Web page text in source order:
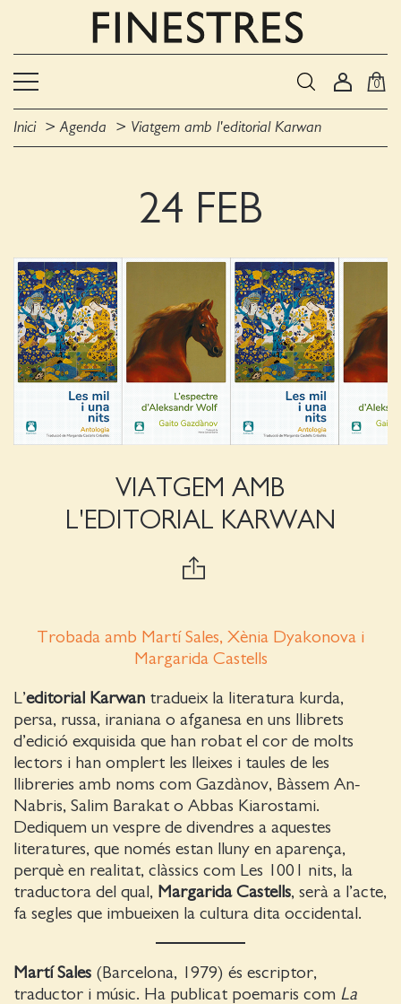
0
Inici Agenda Viatgem amb l'editorial Karwan
24 FEB
VIATGEM AMB
L'EDITORIAL KARWAN
Trobada amb Martí Sales, Xènia Dyakonova i
Margarida Castells
L’editorial Karwan tradueix la literatura kurda,
persa, russa, iraniana o afganesa en uns llibrets
d’edició exquisida que han robat el cor de molts
lectors i han omplert les lleixes i taules de les
llibreries amb noms com Gazdànov, Bàssem An-
Nabris, Salim Barakat o Abbas Kiarostami.
Dediquem un vespre de divendres a aquestes
literatures, que només estan lluny en aparença,
perquè en realitat, clàssics com Les 1001 nits, la
traductora del qual, Margarida Castells, serà a l’acte,
fa segles que imbueixen la cultura dita occidental.
Martí Sales (Barcelona, 1979) és escriptor,
traductor i músic. Ha publicat poemaris com La